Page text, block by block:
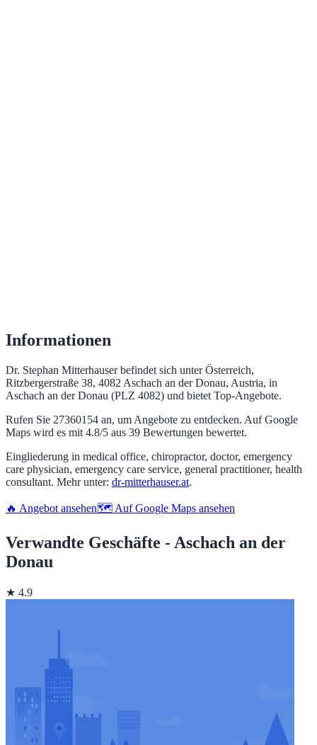
Informationen
Dr. Stephan Mitterhauser befindet sich unter Österreich,
Ritzbergerstraße 38, 4082 Aschach an der Donau, Austria, in
Aschach an der Donau (PLZ 4082) und bietet Top‑Angebote.
Rufen Sie 27360154 an, um Angebote zu entdecken. Auf Google
Maps wird es mit 4.8/5 aus 39 Bewertungen bewertet.
Eingliederung in medical office, chiropractor, doctor, emergency
care physician, emergency care service, general practitioner, health
consultant. Mehr unter: dr-mitterhauser.at.
🔥 Angebot ansehen🗺️ Auf Google Maps ansehen
Verwandte Geschäfte - Aschach an der
Donau
★ 4.9